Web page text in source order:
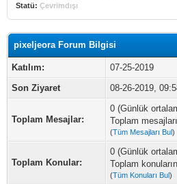
Statü: Çevrimdışı
pixeljeora Forum Bilgisi
Katılım:
07-25-2019
Son Ziyaret
08-26-2019,
Toplam Mesajlar:
0 (Günlük
Toplam
(Tüm Mesajları Bul)
Toplam Konular:
0 (Günlük
Toplam
(Tüm Konuları Bul)